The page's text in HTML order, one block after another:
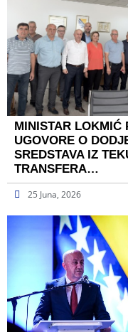
MINISTAR LOKMIĆ
UGOVORE O
SREDSTAVA IZ
TRANSFERA…
25 Juna, 2026